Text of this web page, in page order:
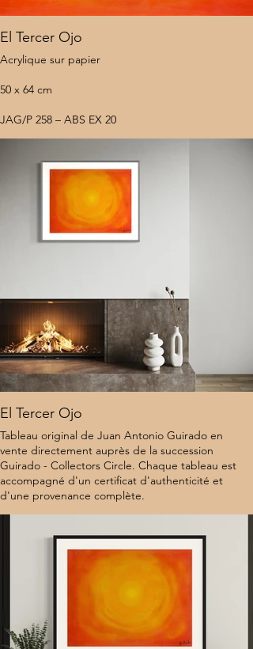
El Tercer Ojo
Acrylique sur papier
50 x 64 cm
JAG/P 258 – ABS EX 20
El Tercer Ojo
Tableau original de Juan Antonio Guirado en
vente directement auprès de la succession
Guirado - Collectors Circle. Chaque tableau est
accompagné d'un certificat d'authenticité et
d'une provenance complète.